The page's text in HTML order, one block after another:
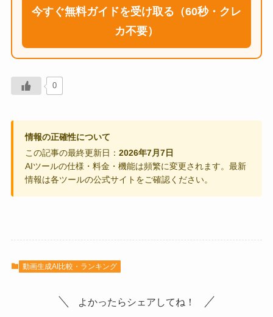
今すぐ無料ガイドを受け取る（60秒・クレ
カ不要）
0
情報の正確性について
この記事の最終更新日：2026年7月7日
AIツールの仕様・料金・機能は頻繁に変更されます。最新
情報は各ツールの公式サイトをご確認ください。
動画生成AI比較・ランキング
よかったらシェアしてね！